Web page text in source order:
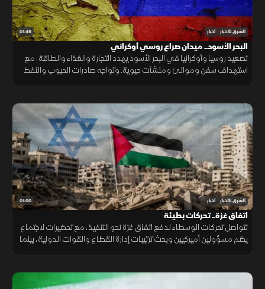
01:49 الشرق للأخبار أخبار
البحر الأسود.. ميدان صراع روسي أوكراني
تصعيد روسيا وأوكرانيا في البحر الأسود يهدد التجارة والغذاء والطاقة، مع
استهداف سفن وموانئ ومنشآت حيوية. وتواجه صادرات الحبوب والنفط
01:00 الشرق للأخبار أخبار
اتفاق غزة.. تحركات بطيئة
تتواصل تحركات الوسطاء لدفع اتفاق غزة نحو التنفيذ، مع تحضيرات لاجتماع
يضم مسؤولين أميركيين وبحث ترتيبات إدارة القطاع والقوات الدولية، بينما